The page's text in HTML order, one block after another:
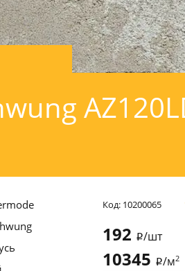
Код: 10200065
192 i/шт
10345 i/м2